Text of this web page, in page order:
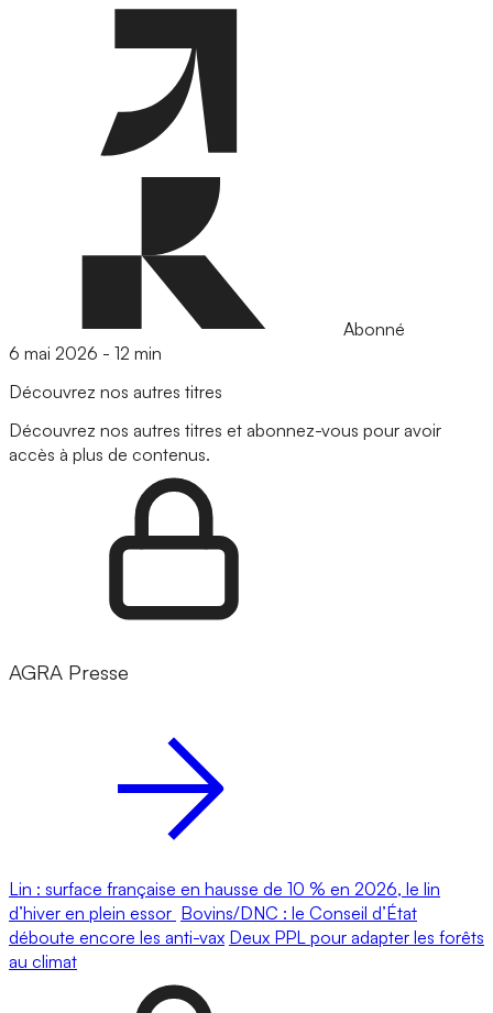
Abonné
6 mai 2026 - 12 min
Découvrez nos autres titres
Découvrez nos autres titres et abonnez-vous pour avoir
accès à plus de contenus.
AGRA Presse
Lin : surface française en hausse de 10 % en 2026, le lin
d’hiver en plein essor Bovins/DNC : le Conseil d’État
déboute encore les anti-vax Deux PPL pour adapter les forêts
au climat